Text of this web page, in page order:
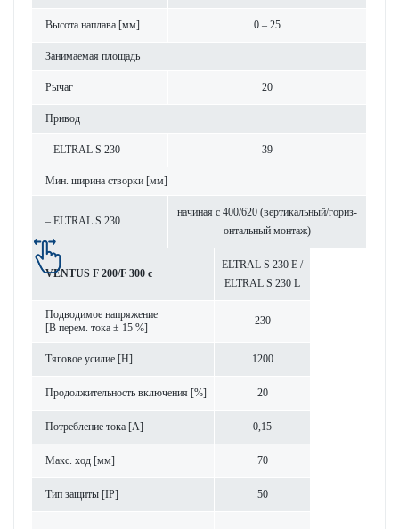
Высота нап­лава [мм] 0 – 25
Занимаемая площадь
Рычаг 20
Привод
– ELTRAL S 230 39
Мин. ширина створки [мм]
– ELTRAL S 230
начиная с 400/620 (вертик­альный/гор­и­з­
онтальный монтаж)
VENTUS F 200/F 300 с
ELTRAL S 230 E /
ELTRAL S 230 L
Под­вод­имое напряжение
[В перем. тока ± 15 %]
230
Тяговое усилие [Н] 1200
Продолжительность включения [%] 20
Потреб­л­ение тока [A] 0,15
Макс. ход [мм] 70
Тип защиты [IP] 50